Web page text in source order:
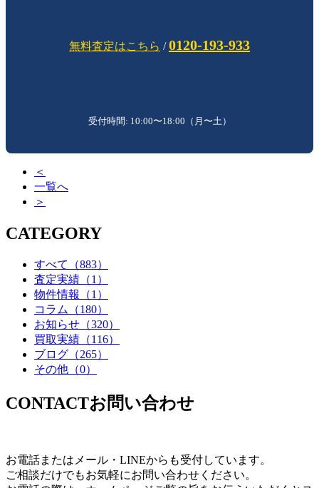
無料査定はこちら /0120-193-933
受付時間: 10:00〜18:00（月〜土）
＜
一覧へ
＞
CATEGORY
すべて
（883）
査定実績 （1）
物件情報
（1）
コラム
（180）
お知らせ （320）
買取実績 （116）
ブログ （265）
その他 （0）
CONTACTお問い合わせ
お電話またはメール・LINEからも受付しています。
ご相談だけでもお気軽にお問い合わせください。